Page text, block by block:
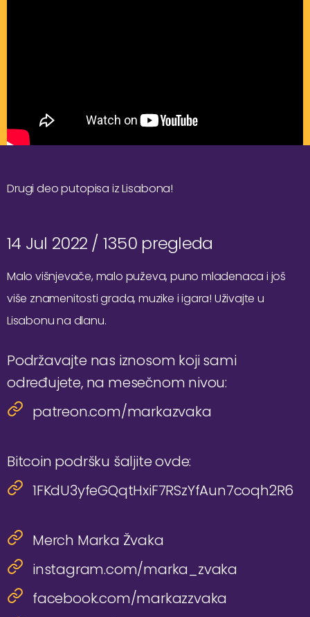
Drugi deo putopisa iz Lisabona!
14 Jul 2022 / 1350 pregleda
Malo višnjevače, malo puževa, puno mladenaca i još
više znamenitosti grada, muzike i igara! Uživajte u
Lisabonu na dlanu.
Podržavajte nas iznosom koji sami
određujete, na mesečnom nivou:
patreon.com/markazvaka
Bitcoin podršku šaljite ovde:
1FKdU3yfeGQqtHxiF7RSzYfAun7coqh2R6
Merch Marka Žvaka
instagram.com/marka_zvaka
facebook.com/markazzvaka